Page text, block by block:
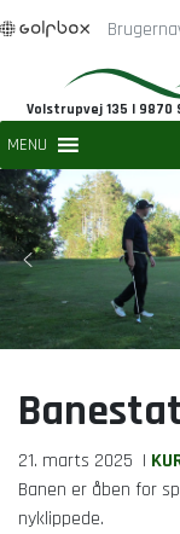
Volstrupvej 135 | 9870
MENU
21. marts 2025 |
Banen er åben for
nyklippede.